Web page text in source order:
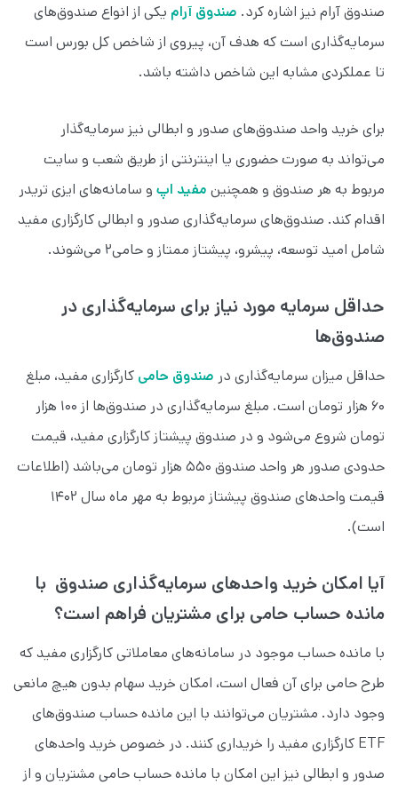
صندوق آرام نیز اشاره کرد. صندوق آرام یکی از انواع صندوق‌های
سرمایه‌گذاری است که هدف آن، پیروی از شاخص کل بورس است
تا عملکردی مشابه این شاخص داشته باشد.
برای خرید واحد صندوق‌های صدور و ابطالی نیز سرمایه‌گذار
می‌تواند به صورت حضوری یا اینترنتی از طریق شعب و سایت
مربوط به هر صندوق و همچنین مفید اپ و سامانه‌های ایزی تریدر
اقدام کند. صندوق‌های سرمایه‌گذاری صدور و ابطالی کارگزاری مفید
شامل امید توسعه، پیشرو، پیشتاز ممتاز و حامی۲ می‌شوند.
حداقل سرمایه مورد نیاز برای سرمایه‌گذاری در
صندوق‌ها
حداقل میزان سرمایه‌گذاری در صندوق حامی کارگزاری مفید، مبلغ
۶۰ هزار تومان است. مبلغ سرمایه‌گذاری در صندوق‌ها از ۱۰۰ هزار
تومان شروع می‌شود و در صندوق پیشتاز کارگزاری مفید، قیمت
حدودی صدور هر واحد صندوق ۵۵۰ هزار تومان می‌باشد (اطلاعات
قیمت واحدهای صندوق پیشتاز مربوط به مهر ماه سال ۱۴۰۲
است).
آیا امکان خرید واحدهای سرمایه‌گذاری صندوق با
مانده حساب حامی برای مشتریان فراهم است؟
با مانده حساب موجود در سامانه‌های معاملاتی کارگزاری مفید که
طرح حامی برای آن فعال است، امکان خرید سهام بدون هیچ مانعی
وجود دارد. مشتریان می‌توانند با این مانده حساب صندوق‌های
ETF کارگزاری مفید را خریداری کنند. در خصوص خرید واحد‌های
صدور و ابطالی نیز این امکان با مانده حساب حامی مشتریان و از